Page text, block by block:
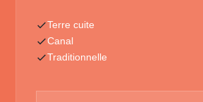
Terre cuite
Canal
Traditionnelle